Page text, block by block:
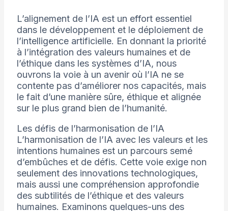
L’alignement de l’IA est un effort essentiel
dans le développement et le déploiement de
l’intelligence artificielle. En donnant la priorité
à l’intégration des valeurs humaines et de
l’éthique dans les systèmes d’IA, nous
ouvrons la voie à un avenir où l’IA ne se
contente pas d’améliorer nos capacités, mais
le fait d’une manière sûre, éthique et alignée
sur le plus grand bien de l’humanité.
Les défis de l’harmonisation de l’IA
L’harmonisation de l’IA avec les valeurs et les
intentions humaines est un parcours semé
d’embûches et de défis. Cette voie exige non
seulement des innovations technologiques,
mais aussi une compréhension approfondie
des subtilités de l’éthique et des valeurs
humaines. Examinons quelques-uns des